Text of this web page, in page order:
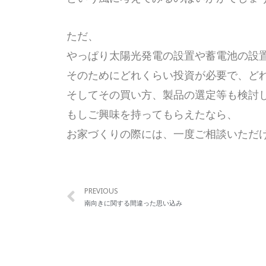
ただ、
やっぱり太陽光発電の設置や蓄電池の設
そのためにどれくらい投資が必要で、ど
そしてその買い方、製品の選定等も検討
もしご興味を持ってもらえたなら、
お家づくりの際には、一度ご相談いただ
PREVIOUS
南向きに関する間違った思い込み